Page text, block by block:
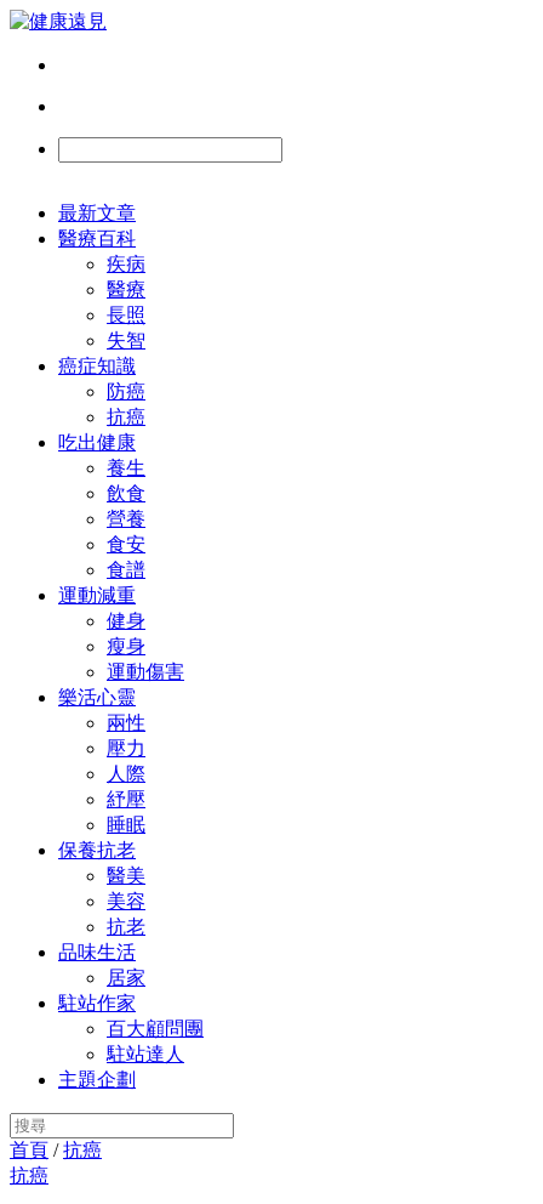
最新文章
醫療百科
疾病
醫療
長照
失智
癌症知識
防癌
抗癌
吃出健康
養生
飲食
營養
食安
食譜
運動減重
健身
瘦身
運動傷害
樂活心靈
兩性
壓力
人際
紓壓
睡眠
保養抗老
醫美
美容
抗老
品味生活
居家
駐站作家
百大顧問團
駐站達人
主題企劃
首頁 /抗癌
抗癌